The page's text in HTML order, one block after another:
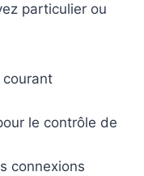
particulier ou
le contrôle de
connexions